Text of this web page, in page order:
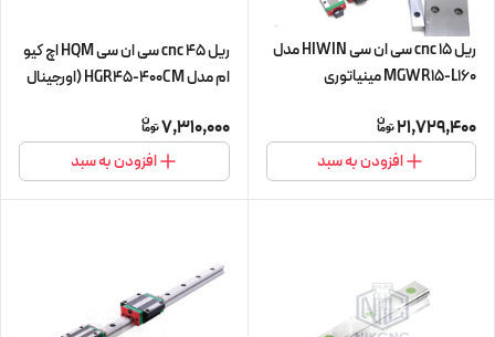
ریل 15 cnc سی ان سی HIWIN مدل
MGWR15-L160 مینیاتوری
21,729,400
افزودن به سبد
ریل 45 cnc سی ان سی HQM اچ کیو
ام مدل HGR45-400CM (اورجینال
7,310,000
افزودن به سبد